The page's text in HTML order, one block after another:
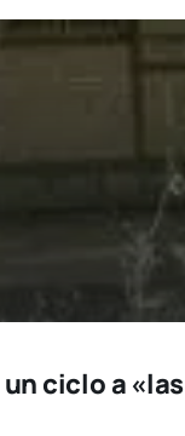
ciclo a «las